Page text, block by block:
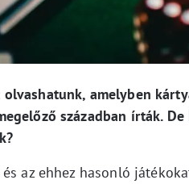
amelyben
században írták.
az ehhez hasonló